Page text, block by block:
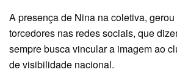
A presença de Nina na coletiva,
torcedores nas redes sociais, que
sempre busca vincular a imagem ao
de visibilidade nacional.